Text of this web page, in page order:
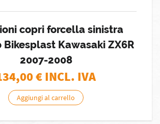
copri forcella sinistra
Bikesplast Kawasaki ZX6R
2007-2008
€ INCL. IVA
Aggiungi al carrello